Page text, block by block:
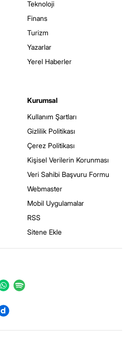
Teknoloji
Finans
Turizm
Yazarlar
Yerel Haberler
Kurumsal
Kullanım Şartları
Gizlilik Politikası
Çerez Politikası
Kişisel Verilerin Korunması
Veri Sahibi Başvuru Formu
Webmaster
Mobil Uygulamalar
RSS
Sitene Ekle